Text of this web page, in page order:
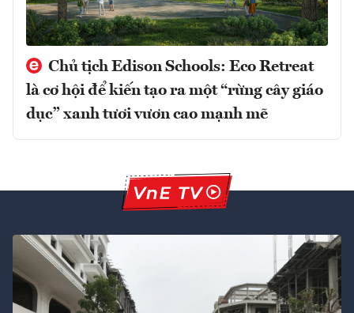
Chủ tịch Edison Schools: Eco Retreat
là cơ hội để kiến tạo ra một “rừng cây giáo
dục” xanh tươi vươn cao mạnh mẽ